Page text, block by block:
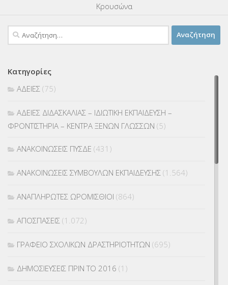
Κρουσώνα
Αναζήτηση
για:
Κατηγορίες
ΑΔΕΙΕΣ (75)
ΑΔΕΙΕΣ ΔΙΔΑΣΚΑΛΙΑΣ – ΙΔΙΩΤΙΚΗ ΕΚΠΑΙΔΕΥΣΗ –
ΦΡΟΝΤΙΣΤΗΡΙΑ – ΚΕΝΤΡΑ ΞΕΝΩΝ ΓΛΩΣΣΩΝ (5)
ΑΝΑΚΟΙΝΩΣΕΙΣ ΠΥΣΔΕ (431)
ΑΝΑΚΟΙΝΩΣΕΙΣ ΣΥΜΒΟΥΛΩΝ ΕΚΠΑΙΔΕΥΣΗΣ (1.564)
ΑΝΑΠΛΗΡΩΤΕΣ ΩΡΟΜΙΣΘΙΟΙ (864)
ΑΠΟΣΠΑΣΕΙΣ (1.072)
ΓΡΑΦΕΙΟ ΣΧΟΛΙΚΩΝ ΔΡΑΣΤΗΡΙΟΤΗΤΩΝ (695)
ΔΗΜΟΣΙΕΥΣΕΙΣ ΠΡΙΝ ΤΟ 2016 (1)